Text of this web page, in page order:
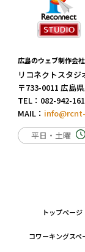
広島のウェブ制作会
リコネクトスタジ
〒733-0011 広島
TEL： 082-942-
MAIL：
平日・土曜
トップページ
コワーキングスペ